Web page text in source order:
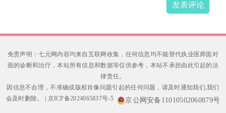
发表评论
免责声明：七元网内容均来自互联网收集，任何信息均不能替代执业医师面对
面的诊断和治疗，本站所有信息和数据等仅供参考，本站不承担由此引起的法
律责任。
因信息不合理，不准确或版权肖像问题引起的任何问题，请及时通知我们,我们
会及时删除。
京ICP备2024065837号-5 京公网安备11010502060879号